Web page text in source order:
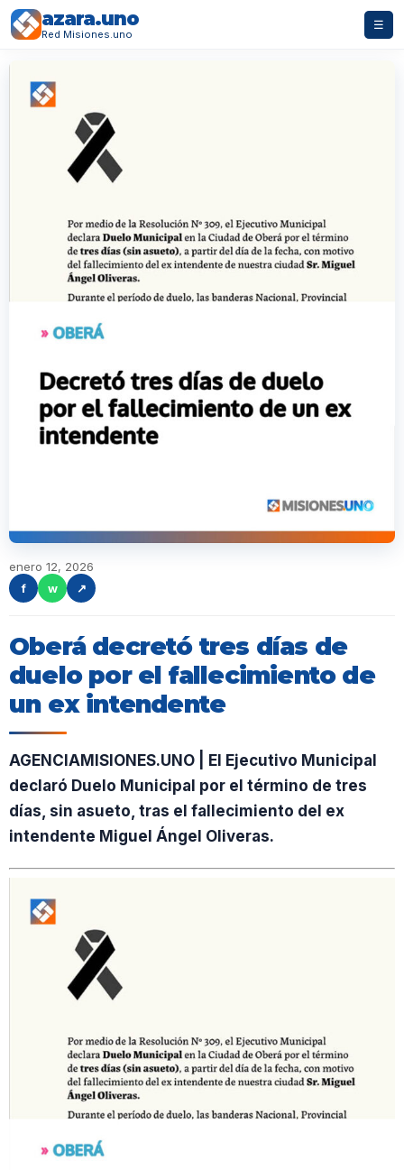
azara.uno
Red Misiones.uno
☰
enero 12, 2026
f
w ↗
Oberá decretó tres días de
duelo por el fallecimiento de
un ex intendente
AGENCIAMISIONES.UNO | El Ejecutivo Municipal
declaró Duelo Municipal por el término de tres
días, sin asueto, tras el fallecimiento del ex
intendente Miguel Ángel Oliveras.